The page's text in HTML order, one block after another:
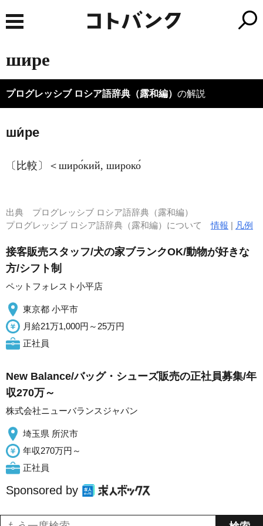
шире
プログレッシブ ロシア語辞典（露和編） の解説
ши́ре
〔比較〕＜широ́кий, широко́
出典 プログレッシブ ロシア語辞典（露和編）
プログレッシブ ロシア語辞典（露和編）について情報 | 凡例
接客販売スタッフ/犬の家ブランクOK/動物が好きな
方/シフト制
ペットフォレスト小平店
東京都 小平市
月給21万1,000円～25万円
正社員
New Balance/バッグ・シューズ販売の正社員募集/年
収270万～
株式会社ニューバランスジャパン
埼玉県 所沢市
年収270万円～
正社員
Sponsored by